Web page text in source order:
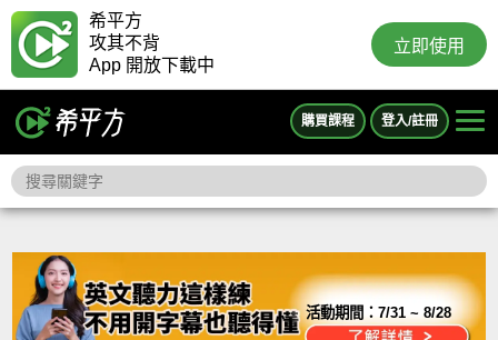
希平方
攻其不背
App 開放下載中
立即使用
購買課程 登入/註冊
活動期間：7/31 ~ 8/28